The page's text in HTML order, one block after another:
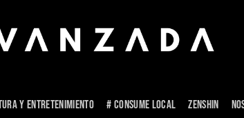
Y ENTRETENIMIENTO # CONSUME LOCAL ZENSHIN